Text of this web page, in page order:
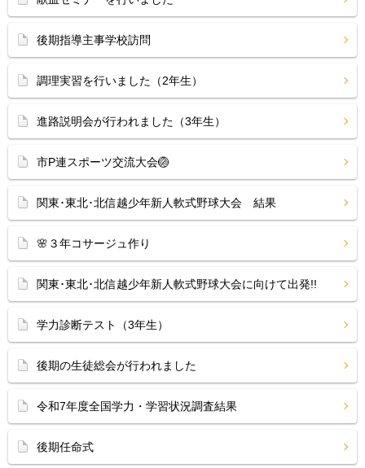
後期指導主事学校訪問
調理実習を行いました（2年生）
進路説明会が行われました（3年生）
市P連スポーツ交流大会🏐
関東･東北･北信越少年新人軟式野球大会 結果
🌸３年コサージュ作り
関東･東北･北信越少年新人軟式野球大会に向けて出発!!
学力診断テスト（3年生）
後期の生徒総会が行われました
令和7年度全国学力・学習状況調査結果
後期任命式